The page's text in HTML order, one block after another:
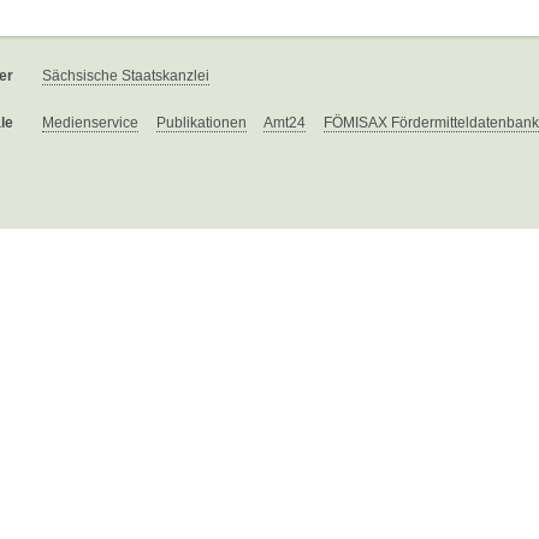
Sächsische Staatskanzlei
Medienservice Publikationen Amt24 FÖMISAX Fördermitteldatenbank